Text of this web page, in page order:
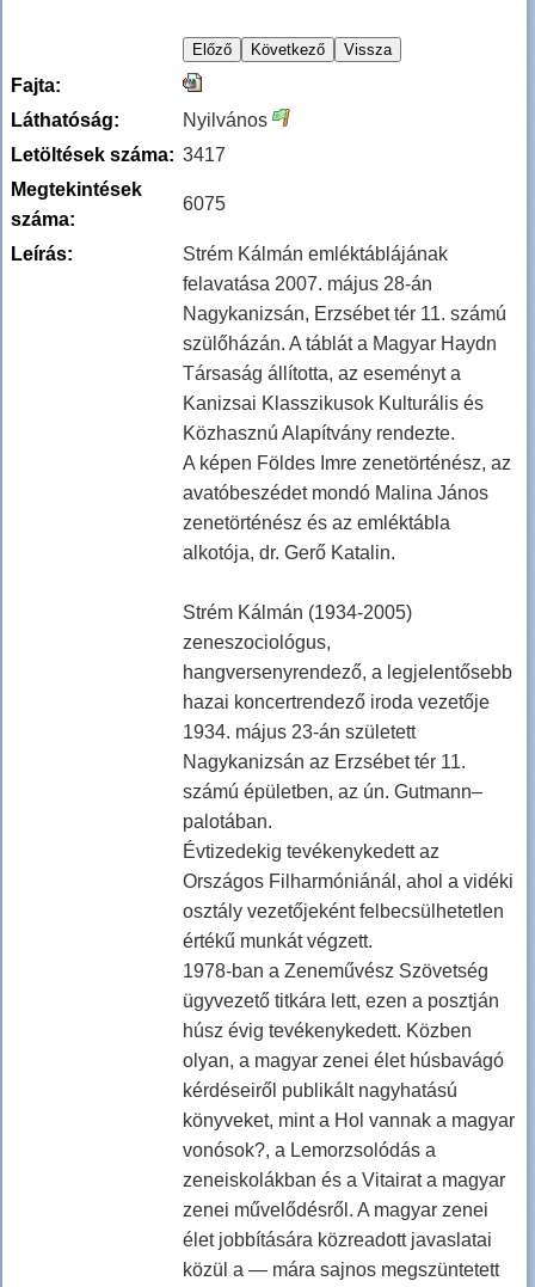
Fajta:
Láthatóság:
Nyilvános
Letöltések száma: 3417
Megtekintések
száma:
6075
Leírás:
Strém Kálmán emléktáblájának
felavatása 2007. május 28-án
Nagykanizsán, Erzsébet tér 11. számú
szülőházán. A táblát a Magyar Haydn
Társaság állította, az eseményt a
Kanizsai Klasszikusok Kulturális és
Közhasznú Alapítvány rendezte.
A képen Földes Imre zenetörténész, az
avatóbeszédet mondó Malina János
zenetörténész és az emléktábla
alkotója, dr. Gerő Katalin.
Strém Kálmán (1934-2005)
zeneszociológus,
hangversenyrendező, a legjelentősebb
hazai koncertrendező iroda vezetője
1934. május 23-án született
Nagykanizsán az Erzsébet tér 11.
számú épületben, az ún. Gutmann–
palotában.
Évtizedekig tevékenykedett az
Országos Filharmóniánál, ahol a vidéki
osztály vezetőjeként felbecsülhetetlen
értékű munkát végzett.
1978-ban a Zeneművész Szövetség
ügyvezető titkára lett, ezen a posztján
húsz évig tevékenykedett. Közben
olyan, a magyar zenei élet húsbavágó
kérdéseiről publikált nagyhatású
könyveket, mint a Hol vannak a magyar
vonósok?, a Lemorzsolódás a
zeneiskolákban és a Vitairat a magyar
zenei művelődésről. A magyar zenei
élet jobbítására közreadott javaslatai
közül a — mára sajnos megszüntetett